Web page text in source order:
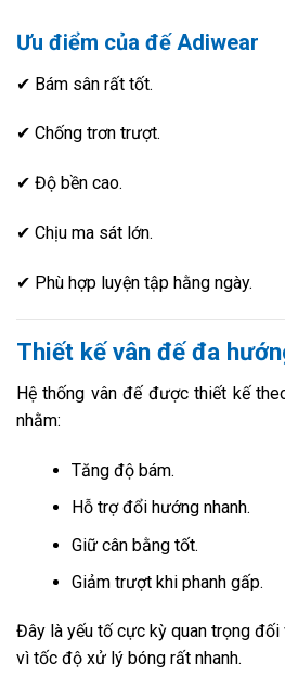
Ưu điểm của đế Adiwear
✔ Bám sân rất tốt.
✔ Chống trơn trượt.
✔ Độ bền cao.
✔ Chịu ma sát lớn.
✔ Phù hợp luyện tập hằng ngày.
Thiết kế vân đế đa
Hệ thống vân đế được thiết kế
nhằm:
Tăng độ bám.
Hỗ trợ đổi hướng nhanh.
Giữ cân bằng tốt.
Giảm trượt khi phanh gấp.
Đây là yếu tố cực kỳ quan trọng đối
vì tốc độ xử lý bóng rất nhanh.